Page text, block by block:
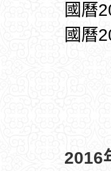
國曆
國曆
2016